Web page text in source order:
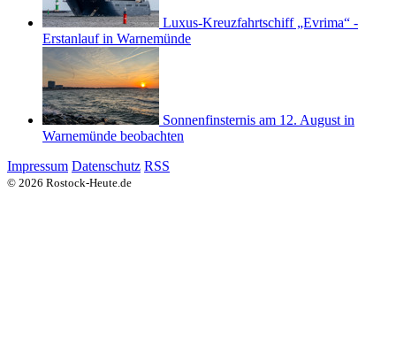
Luxus-Kreuzfahrtschiff „Evrima“ -
Erstanlauf in Warnemünde
Sonnenfinsternis am 12. August in
Warnemünde beobachten
Impressum Datenschutz RSS
© 2026 Rostock-Heute.de